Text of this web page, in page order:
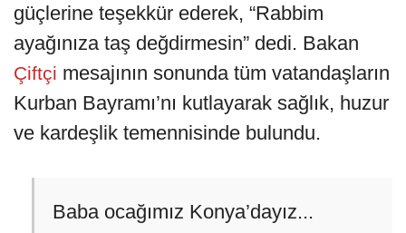
güçlerine teşekkür ederek, “Rabbim
ayağınıza taş değdirmesin” dedi. Bakan
Çiftçi mesajının sonunda tüm vatandaşların
Kurban Bayramı’nı kutlayarak sağlık, huzur
ve kardeşlik temennisinde bulundu.
Baba ocağımız Konya’dayız...